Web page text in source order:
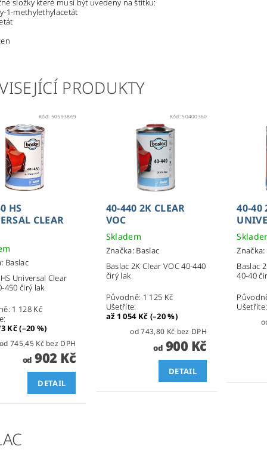
složky které musí být uvedeny na štítku:
1-methylethylacetát
PRODUKTY
Kód: 50593869
HS
CLEAR
Baslac
Universal Clear
450 čirý lak
1 128 Kč
:
Kč (–20 %)
od 745,45 Kč bez DPH
od902 Kč
DETAIL
Kód:50400360
40-440 2K CLEAR
VOC
Skladem
Značka: Baslac
Baslac 2K Clear VOC 40-440
čirý lak
Původně: 1 125 Kč
Ušetříte:
až 1 054 Kč (–20 %)
od 743,80 Kč bez DPH
od900 Kč
DETAIL
40-40
Značka:
Baslac
40-40
Ušetříte